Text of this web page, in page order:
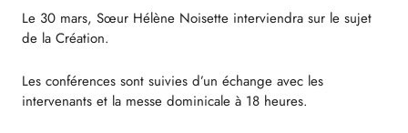
Le 30 mars, Sœur Hélène Noisette interviendra sur le sujet
de la Création.
Les conférences sont suivies d’un échange avec les
intervenants et la messe dominicale à 18 heures.